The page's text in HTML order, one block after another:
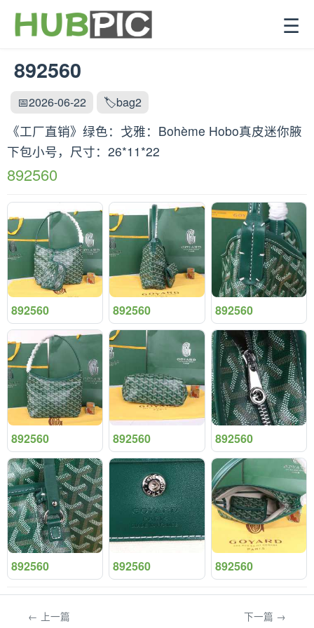
☰
892560
📅2026-06-22 🏷️bag2
《工厂直销》绿色：戈雅：‌Bohème Hobo真皮迷你腋
下包小号，尺寸：26*11*22
892560
892560 892560 892560
892560 892560 892560
892560 892560 892560
← 上一篇 下一篇 →